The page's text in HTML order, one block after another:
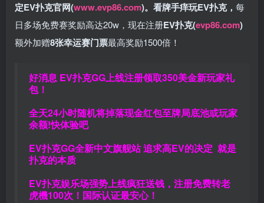
定EV扑克官网(www.evp86.com)。 看牌手痒玩EV扑克， 每
日多场免费赛奖励高达20w，现在注册EV扑克(evp86.com)
额外加赠8张幸运赛门票最高奖励1500倍！
好消息 EV扑克GG上线注册领取350美金新玩家礼
包！
全天24小时随机将掉落现金红包至牌局底池或玩家
余额!快体验吧
EV扑克GG全新中文旗舰站追求高EV的决定 就是
扑克的本质
EV扑克娱乐场强势上线疯狂送钱，注册免费转老
虎機100次！国际认证最安心！